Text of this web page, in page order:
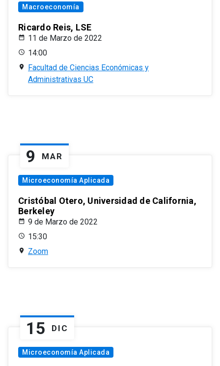
Macroeconomía
Ricardo Reis, LSE
11 de Marzo de 2022
14:00
Facultad de Ciencias Económicas y
Administrativas UC
9 MAR
Microeconomía Aplicada
Cristóbal Otero, Universidad de California,
Berkeley
9 de Marzo de 2022
15:30
Zoom
15 DIC
Microeconomía Aplicada